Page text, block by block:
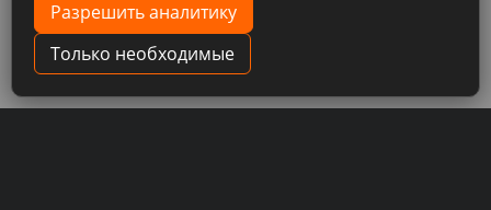
TOKOSUSHI
Разрешить аналитику
Только необходимые